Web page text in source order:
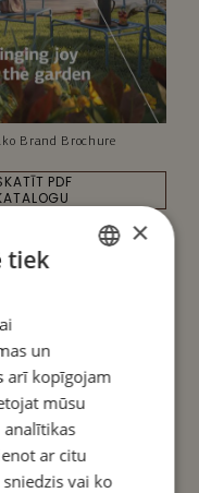
Brand Brochure
PDF
GERMAN
SPANISH
FRENCH
×
tiek
un
arī kopīgojam
mūsu
ar citu
vai ko